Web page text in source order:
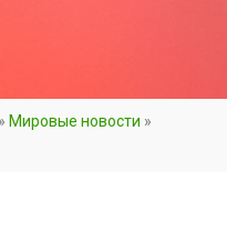
» Мировые новости »